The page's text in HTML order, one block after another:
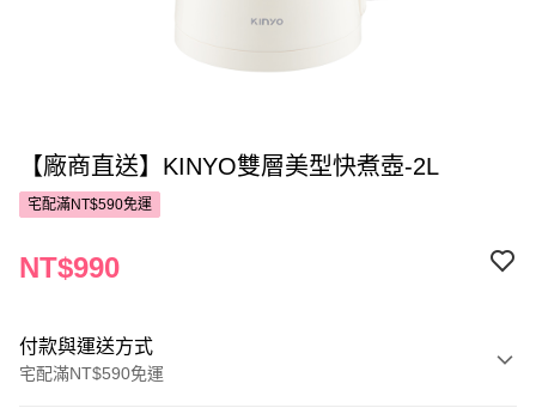
【廠商直送】KINYO雙層美型快煮壺-2L
宅配滿NT$590免運
NT$990
付款與運送方式
宅配滿NT$590免運